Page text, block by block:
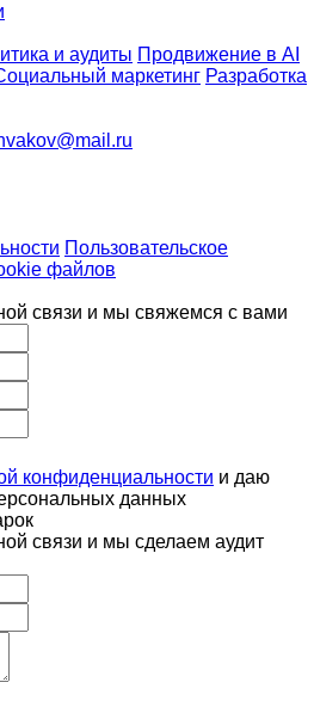
и аудиты Продвижение в AI
маркетинг Разработка
Пользовательское
файлов
связи и мы свяжемся с вами
конфиденциальности и даю
данных
связи и мы сделаем аудит